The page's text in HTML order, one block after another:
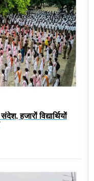
हजारों विद्यार्थियों